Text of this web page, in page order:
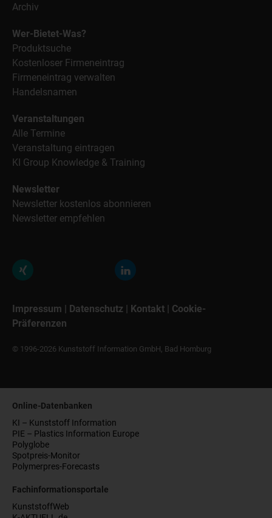
Archiv
Wer-Bietet-Was?
Produktsuche
Kostenloser Firmeneintrag
Firmeneintrag verwalten
Handelsnamen
Veranstaltungen
Alle Termine
Veranstaltung eintragen
KI Group Knowledge & Training
Newsletter
Newsletter kostenlos abonnieren
Newsletter empfehlen
Impressum | Datenschutz | Kontakt | Cookie-
Präferenzen
© 1996-2026 Kunststoff Information GmbH, Bad Homburg
Online-Datenbanken
KI – Kunststoff Information
PIE – Plastics Information Europe
Polyglobe
Spotpreis-Monitor
Polymerpres-Forecasts
Fachinformationsportale
KunststoffWeb